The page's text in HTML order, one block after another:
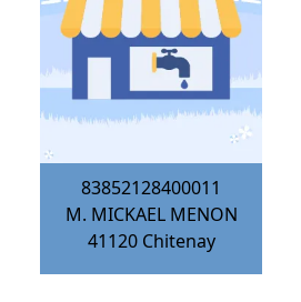
83852128400011
M. MICKAEL MENON
41120 Chitenay